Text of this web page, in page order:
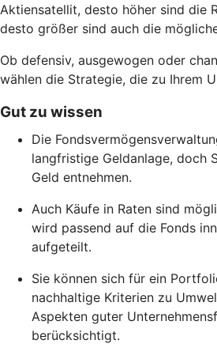
Aktiensatellit, desto höher sind die
desto größer sind auch die
Ob defensiv, ausgewogen oder
wählen die Strategie, die zu Ihrem
Gut zu wissen
Die
langfristige Geldanlage, doch
Geld entnehmen.
Auch Käufe in Raten sind
wird passend auf die Fonds
aufgeteilt.
Sie können sich für ein
nachhaltige Kriterien zu
Aspekten guter
berücksichtigt.